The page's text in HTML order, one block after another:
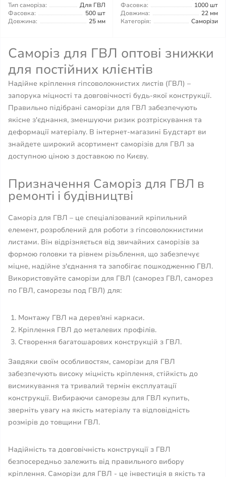
Тип саморіза:
Для ГВЛ
Фасовка:
500 шт
Довжина:
25 мм
Фасовка:
1000 шт
Довжина:
22 мм
Категорія:
Саморізи
Саморіз для ГВЛ оптові знижки
для постійних клієнтів
Надійне кріплення гіпсоволокнистих листів (ГВЛ) –
запорука міцності та довговічності будь-якої конструкції.
Правильно підібрані саморізи для ГВЛ забезпечують
якісне з'єднання, зменшуючи ризик розтріскування та
деформації матеріалу. В інтернет-магазині Будстарт ви
знайдете широкий асортимент саморізів для ГВЛ за
доступною ціною з доставкою по Києву.
Призначення Саморіз для ГВЛ в
ремонті і будівництві
Саморіз для ГВЛ – це спеціалізований кріпильний
елемент, розроблений для роботи з гіпсоволокнистими
листами. Він відрізняється від звичайних саморізів за
формою головки та рівнем різьблення, що забезпечує
міцне, надійне з'єднання та запобігає пошкодженню ГВЛ.
Використовуйте саморізи для ГВЛ (саморез ГВЛ, саморез
по ГВЛ, саморезы под ГВЛ) для:
Монтажу ГВЛ на дерев'яні каркаси.
Кріплення ГВЛ до металевих профілів.
Створення багатошарових конструкцій з ГВЛ.
Завдяки своїм особливостям, саморізи для ГВЛ
забезпечують високу міцність кріплення, стійкість до
висмикування та тривалий термін експлуатації
конструкції. Вибираючи саморезы для ГВЛ купить,
зверніть увагу на якість матеріалу та відповідність
розмірів до товщини ГВЛ.
Надійність та довговічність конструкції з ГВЛ
безпосередньо залежить від правильного вибору
кріплення. Саморізи для ГВЛ - це інвестиція в якість та